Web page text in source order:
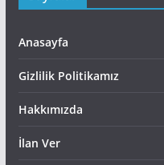
Anasayfa
Gizlilik Politikamız
Hakkımızda
İlan Ver